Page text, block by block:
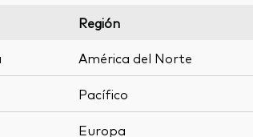
Región
América del Norte
Pacífico
Europa